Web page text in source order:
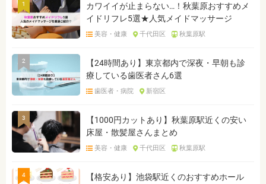
1
カワイイが止まらない…！秋葉原おすすめメ
イドリフレ5選★人気メイドマッサージ
美容・健康 千代田区 秋葉原駅
2
【24時間あり】東京都内で深夜・早朝も診
療している歯医者さん6選
歯医者・病院 新宿区
3
【1000円カットあり】秋葉原駅近くの安い
床屋・散髪屋さんまとめ
美容・健康 千代田区 秋葉原駅
4
【格安あり】池袋駅近くのおすすめホール